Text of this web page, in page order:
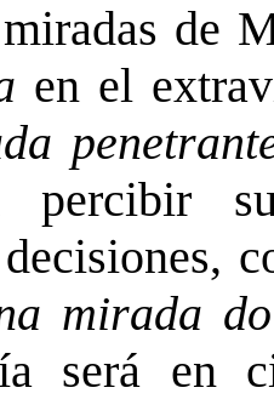
de
en el
percibir
mirada
será en